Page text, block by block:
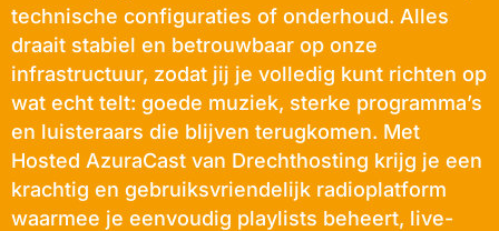
technische configuraties of onderhoud. Alles
draait stabiel en betrouwbaar op onze
infrastructuur, zodat jij je volledig kunt richten op
wat echt telt: goede muziek, sterke programma’s
en luisteraars die blijven terugkomen. Met
Hosted AzuraCast van Drechthosting krijg je een
krachtig en gebruiksvriendelijk radioplatform
waarmee je eenvoudig playlists beheert, live-